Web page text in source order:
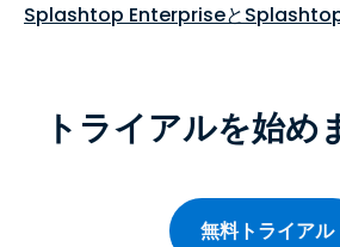
Splashtop Enterpriseと
トライアルを始め
無料トライアル